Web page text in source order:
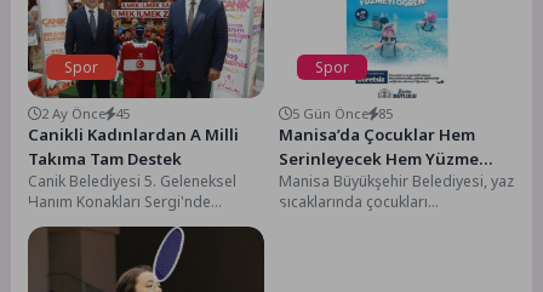
Spor
2 Ay Önce 45
Canikli Kadınlardan A Milli
Takıma Tam Destek
Canik Belediyesi 5. Geleneksel
Hanım Konakları Sergi'nde
hazırlanan "İlmek İlmek Emek,
İlmek İlmek Zafer" standı...
Spor
5 Gün Önce 85
Manisa’da Çocuklar Hem
Serinleyecek Hem Yüzme
Öğrenecek
Manisa Büyükşehir Belediyesi, yaz
sıcaklarında çocukları